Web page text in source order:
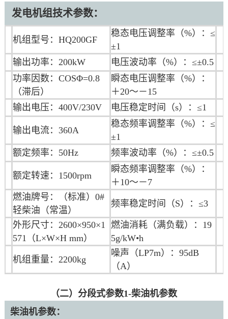
发电机组技术参数：
机组型号：HQ200GF
稳态电压调整率（%）：≤
±1
输出功率：200kW
电压波动率（%）：≤±0.5
功率因数：COSΦ=0.8
（滞后）
瞬态电压调整率（%）：
＋20～－15
输出电压：400V/230V
电压稳定时间（s）：≤1
输出电流：360A
稳态频率调整率（%）：≤
±1
额定频率：50Hz
频率波动率（%）：≤±0.5
额定转速：1500rpm
瞬态频率调整率（%）：
＋10～－7
燃油牌号：（标准）0#
轻柴油（常温）
频率稳定时间（S）：≤3
外形尺寸：2600×950×1
571（L×W×H mm）
燃油消耗（满负载）：19
5g/kW•h
机组重量：2200kg
噪声（LP7m）：95dB
（A）
（二）分段式参数1-柴油机参数
柴油机参数：